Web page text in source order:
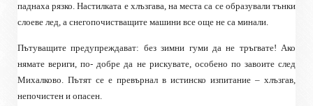
паднаха рязко. Настилката е хлъзгава, на места са се образували тънки
слоеве лед, а снегопочистващите машини все още не са минали.
Пътуващите предупреждават: без зимни гуми да не тръгвате! Ако
нямате вериги, по- добре да не рискувате, особено по завоите след
Михалково. Пътят се е превърнал в истинско изпитание – хлъзгав,
непочистен и опасен.